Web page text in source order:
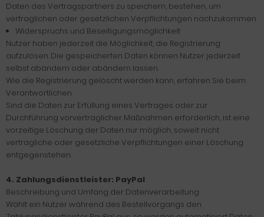
Daten des Vertragspartners zu speichern, bestehen, um
vertraglichen oder gesetzlichen Verpflichtungen nachzukommen.
Widerspruchs und Beseitigungsmöglichkeit
Nutzer haben jederzeit die Möglichkeit, die Registrierung
aufzulösen. Die gespeicherten Daten können Nutzer jederzeit
selbst abändern oder abändern lassen.
Wie die Registrierung gelöscht werden kann, erfahren Sie beim
Verantwortlichen.
Sind die Daten zur Erfüllung eines Vertrages oder zur
Durchführung vorvertraglicher Maßnahmen erforderlich, ist eine
vorzeitige Löschung der Daten nur möglich, soweit nicht
vertragliche oder gesetzliche Verpflichtungen einer Löschung
entgegenstehen.
4. Zahlungsdienstleister: PayPal
Beschreibung und Umfang der Datenverarbeitung
Wählt ein Nutzer während des Bestellvorgangs den